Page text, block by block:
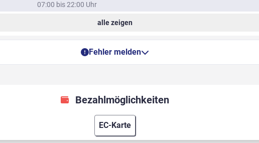
07:00 bis 22:00 Uhr
alle zeigen
Fehler melden
Bezahlmöglichkeiten
EC-Karte